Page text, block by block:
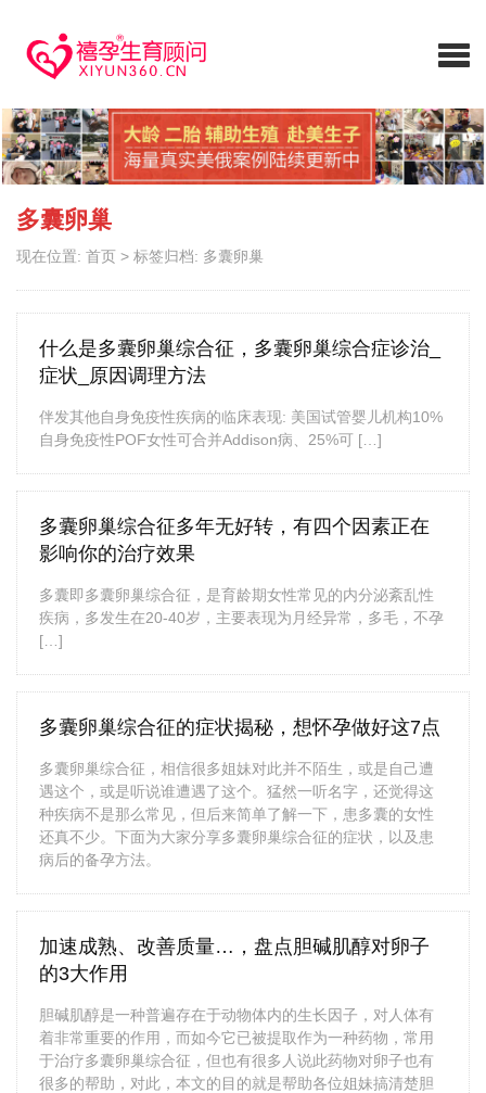
多囊卵巢
现在位置: 首页 > 标签归档: 多囊卵巢
什么是多囊卵巢综合征，多囊卵巢综合症诊治_
症状_原因调理方法
伴发其他自身免疫性疾病的临床表现: 美国试管婴儿机构10%
自身免疫性POF女性可合并Addison病、25%可 […]
多囊卵巢综合征多年无好转，有四个因素正在
影响你的治疗效果
多囊即多囊卵巢综合征，是育龄期女性常见的内分泌紊乱性
疾病，多发生在20-40岁，主要表现为月经异常，多毛，不孕
[…]
多囊卵巢综合征的症状揭秘，想怀孕做好这7点
多囊卵巢综合征，相信很多姐妹对此并不陌生，或是自己遭
遇这个，或是听说谁遭遇了这个。猛然一听名字，还觉得这
种疾病不是那么常见，但后来简单了解一下，患多囊的女性
还真不少。下面为大家分享多囊卵巢综合征的症状，以及患
病后的备孕方法。
加速成熟、改善质量…，盘点胆碱肌醇对卵子
的3大作用
胆碱肌醇是一种普遍存在于动物体内的生长因子，对人体有
着非常重要的作用，而如今它已被提取作为一种药物，常用
于治疗多囊卵巢综合征，但也有很多人说此药物对卵子也有
很多的帮助，对此，本文的目的就是帮助各位姐妹搞清楚胆